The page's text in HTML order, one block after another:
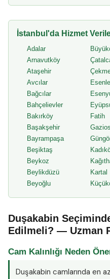
İstanbul'da Hizmet
Adalar
Arnavutköy
Ataşehir
Avcılar
Bağcılar
Bahçelievler
Bakırköy
Başakşehir
Bayrampaşa
Beşiktaş
Beykoz
Beylikdüzü
Beyoğlu
Fatih
Kartal
Duşakabin
Edilmeli? — Uzman
Cam Kalınlığı Neden
Duşakabin camlarında en az